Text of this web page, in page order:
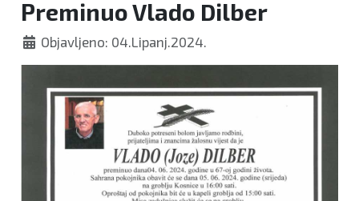
Preminuo Vlado Dilber
Objavljeno: 04.Lipanj.2024.